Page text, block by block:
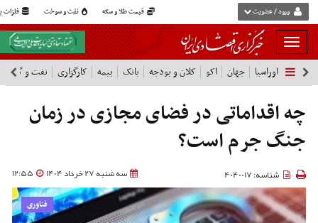
قیمت طلا و سکه نفت و سوخت فلزات ورود / عضویت
بار
و
بسته
نمودن
فهرست
اوراسیا جهان اکو کلان و بودجه بانک بیمه کارگزاری نفت و گاز
چه اقداماتی در فضای مجازی در زمان
جنگ جرم است؟
سه شنبه 27 خرداد 1404 12:55 شناسه: 4040017
فناوری